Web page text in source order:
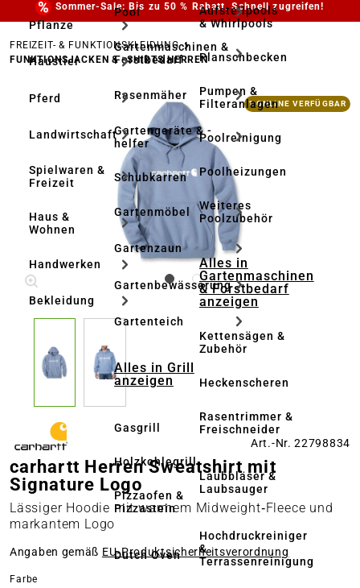
Pflanze
Haustier
Pferd
Landwirtschaft
Spielwaren &
Freizeit
Haus &
Wohnen
Handwerken
Bekleidung
Pool
Gartenmaschinen &
Forstbedarf
Rasenmäher
Gartengeräte & -
helfer
Schubkarren
Gartenmöbel
Gartenzaun
Gartenbewässerung
Gartenteich
Alles in Grill
anzeigen
Gasgrill
Holzkohlegrill
Pizzaofen &
Pizzastein
Dutch Oven
Aufstellpools
& Whirlpools
Planschbecken
Pumpen &
Filteranlagen
Poolreinigung
Poolheizungen
Weiteres
Poolzubehör
Alles in
Gartenmaschinen
& Forstbedarf
anzeigen
Kettensägen &
Zubehör
Heckenscheren
Rasentrimmer &
Freischneider
Laubbläser &
Laubsauger
Hochdruckreiniger
&
Terrassenreinigung
Sommer-Sale: Bis zu 50 % Rabatt. Schnell zugreifen!
FREIZEIT- & FUNKTIONSKLEIDUNG
FUNKTIONSJACKEN & -SHIRTS HERREN
Bildergalerie überspringen 1 ONLINE VERFÜGBAR
Art.-Nr. 22798834
carhartt Herren Sweatshirt mit
Signature Logo
Lässiger Hoodie mit warmem Midweight‑Fleece und
markantem Logo
Angaben gemäß EU‑Produktsicherheitsverordnung
Farbe